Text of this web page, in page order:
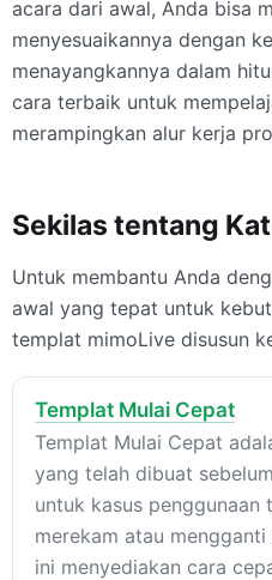
acara dari awal, Anda bisa
menyesuaikannya dengan
menayangkannya dalam
cara terbaik untuk
merampingkan alur kerja
Sekilas tentang
Untuk membantu Anda
awal yang tepat untuk
templat mimoLive disusun
Templat Mulai Cepat
Templat Mulai Cepat
yang telah dibuat
untuk kasus penggunaan
merekam atau
ini menyediakan cara